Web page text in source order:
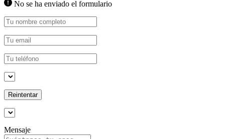
No se ha enviado el formulario
Reintentar
Mensaje